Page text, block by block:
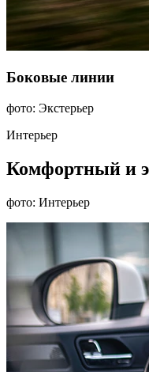
Боковые линии
фото: Экстерьер
Интерьер
Комфортный и
фото: Интерьер